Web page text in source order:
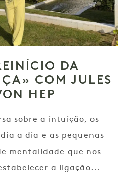
DA
COM JULES
HEP
sobre a intuição, os
a dia e as pequenas
mentalidade que nos
a ligação...